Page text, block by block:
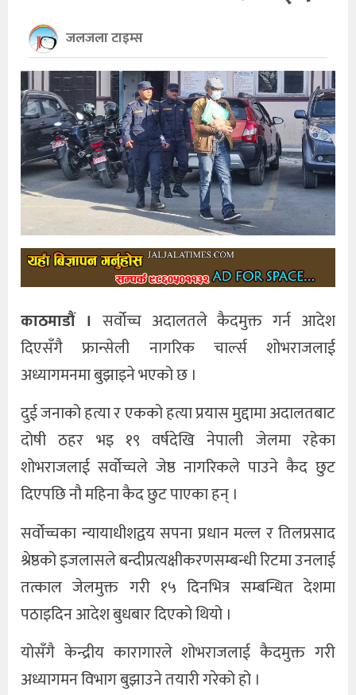
खेलकुद
अन्तर्राष्ट्रिय
थप
जलजला टाइम्स
काठमाडौं । सर्वोच्च अदालतले कैदमुक्त गर्न आदेश
दिएसँगै फ्रान्सेली नागरिक चार्ल्स शोभराजलाई
अध्यागमनमा बुझाइने भएको छ ।
दुई जनाको हत्या र एकको हत्या प्रयास मुद्दामा अदालतबाट
दोषी ठहर भइ १९ वर्षदेखि नेपाली जेलमा रहेका
शोभराजलाई सर्वोच्चले जेष्ठ नागरिकले पाउने कैद छुट
दिएपछि नौ महिना कैद छुट पाएका हन् ।
सर्वोच्चका न्यायाधीशद्वय सपना प्रधान मल्ल र तिलप्रसाद
श्रेष्ठको इजलासले बन्दीप्रत्यक्षीकरणसम्बन्धी रिटमा उनलाई
तत्काल जेलमुक्त गरी १५ दिनभित्र सम्बन्धित देशमा
पठाइदिन आदेश बुधबार दिएको थियो ।
योसँगै केन्द्रीय कारागारले शोभराजलाई कैदमुक्त गरी
अध्यागमन विभाग बुझाउने तयारी गरेको हो ।